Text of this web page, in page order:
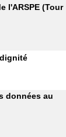
l'ARSPE (Tour
données au